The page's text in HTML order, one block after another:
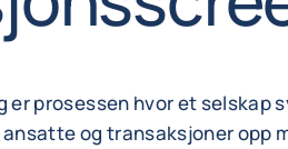
er prosessen hvor et selskap
og transaksjoner opp